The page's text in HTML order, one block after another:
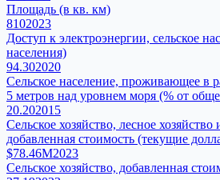
Площадь (в кв. км)
8102023
Доступ к электроэнергии, сельское
населения)
94.302020
Сельское население, проживающее в
5 метров над уровнем моря (% от
20.202015
Сельское хозяйство, лесное
добавленная стоимость (текущие
$78.46M2023
Сельское хозяйство, добавленная